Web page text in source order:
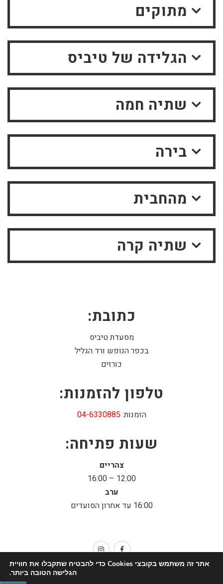
מתוקים
הגלידה של טיביס
שתיה חמה
בירה
מהחבית
שתיה קרה
כתובת:
מסעדת טיביס
בכפר הנופש ורד הגליל
כורזים
טלפון להזמנות:
הזמנות:04-6330885
שעות פתיחה:
צהריים
12:00 – 16:00
ערב
16:00 עד אחרון הסועדים
dooble בניית אתרים
אתר זה משתמש בקובצי Cookies כדי להבטיח שתקבלו את חוויית
הגלישה הטובה ביותר.